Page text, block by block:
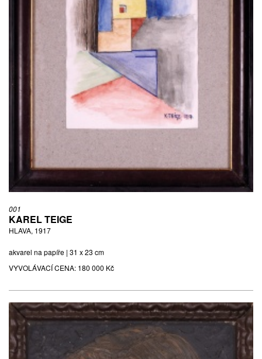
JAN KANYZA(1947)
MENTÁLNÍ KRAJINA, 2017
akryl, tužka a koláž na plátně | 50 x 40 cm | sign. Kanyza 17 |
VYVOLÁVACÍ CENA:54 000 Kč
ODHADNÍ CENA: 60 000 - 80 000 Kč
001
KAREL TEIGE
HLAVA, 1917
akvarel na papíře | 31 x 23 cm
VYVOLÁVACÍ CENA: 180 000 Kč